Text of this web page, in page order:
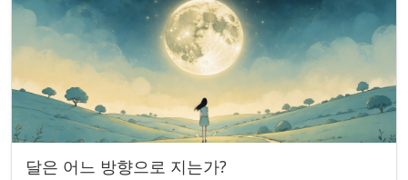
달은 어느 방향으로 지는가?